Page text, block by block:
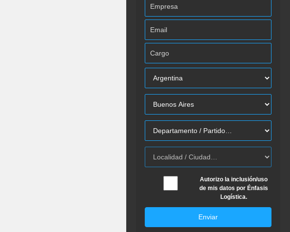
Autorizo la inclusión/uso
de mis datos por Énfasis
Logística.
Enviar